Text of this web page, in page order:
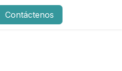
Contáctenos